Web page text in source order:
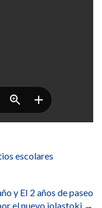
escolares
y EI 2 años de paseo
el nuevo jolastoki →